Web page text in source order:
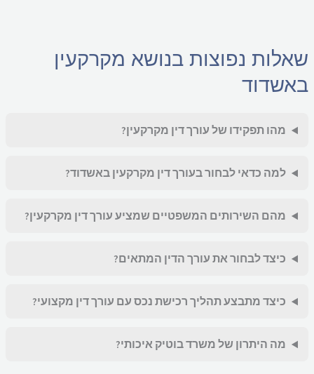
נפוצות בנושא מקרקעין
מהו תפקידו של עורך דין מקרקעין?
למה כדאי לבחור בעורך דין מקרקעין באשדוד?
מהם השירותים המשפטיים שמציע עורך דין מקרקעין?
כיצד לבחור את עורך הדין המתאים?
כיצד מתבצע תהליך רכישת נכס עם עורך דין מקצועי?
מה היתרון של משרד בוטיק איכותי?